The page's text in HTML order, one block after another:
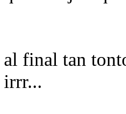
al final tan
irrr...